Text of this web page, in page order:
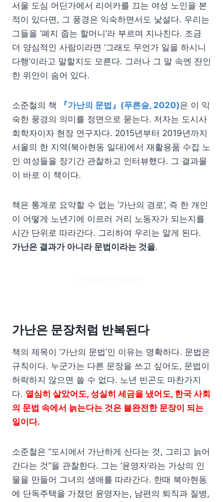
서울 도심 어딘가에서 리어카를 끄는 여성 노인을 본
적이 있다면, 그 풍경은 익숙하면서도 낯설다. 우리는
그들을 ‘폐지 줍는 할머니’라 부르며 지나친다. 조금
더 양심적인 사람이라면 ‘그래도 무언가 일을 하시니
다행’이라고 말할지도 모른다. 그러나 그 말 속엔 잔인
한 위안이 숨어 있다.
소준철의 책 『가난의 문법』(푸른숲, 2020)은 이 익
숙한 풍경의 의미를 정면으로 묻는다. 저자는 도시사
회학자이자 현장 연구자다. 2015년부터 2019년까지
서울의 한 지역(북아현동 일대)에서 재활용품 수집 노
인 여성들을 장기간 관찰하고 인터뷰했다. 그 결과물
이 바로 이 책이다.
책은 통계로 요약할 수 없는 ‘가난의 경로’, 즉 한 개인
이 어떻게 노년기에 이르러 거리 노동자가 되는지를
시간 단위로 따라간다. 그리하여 우리는 알게 된다.
가난은 결과가 아니라 문법이라는 것을.
가난은 문장처럼 반복된다
책의 제목이 ‘가난의 문법’인 이유는 명확하다. 문법은
규칙이다. 누군가는 다른 문장을 쓰고 싶어도, 문법이
허락하지 않으면 쓸 수 없다. 노년 빈곤도 마찬가지
다. 열심히 살았어도, 성실히 세금을 냈어도, 한국 사회
의 문법 속에서 늙는다는 것은 불완전한 문장이 되는
일이다.
소준철은 “도시에서 가난하게 산다는 것, 그리고 늙어
간다는 것”을 관찰한다. 그는 ‘윤영자’라는 가상의 인
물을 만들어 그녀의 생애를 따라간다. 한때 북아현동
에 단독주택을 가졌던 윤영자는, 남편의 퇴직과 질병,